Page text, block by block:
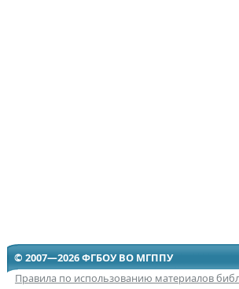
© 2007—2026 ФГБОУ ВО МГППУ
Правила по использованию материалов